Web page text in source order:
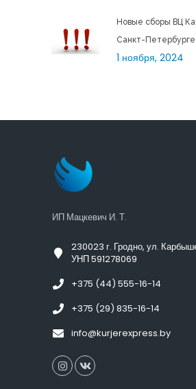
Новые сборы ВЦ
Санкт-Петербурге
1 ноября, 2024
ИП Мацкевич И. Т.
230023 г. Гродно, ул.
УНП 591278069
+375 (44) 555-16-14
+375 (29) 835-16-14
info@kurjerexpress.by